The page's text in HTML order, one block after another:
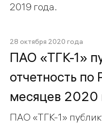
2019 года.
28 октября 2020 года
ПАО «ТГК-1»
отчетность по
месяцев 2020
ПАО «ТГК-1»